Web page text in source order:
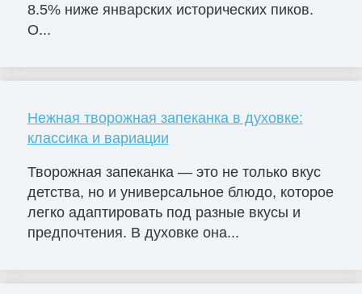
8.5% ниже январских исторических пиков.
О...
Нежная творожная запеканка в духовке:
классика и вариации
Творожная запеканка — это не только вкус
детства, но и универсальное блюдо, которое
легко адаптировать под разные вкусы и
предпочтения. В духовке она...